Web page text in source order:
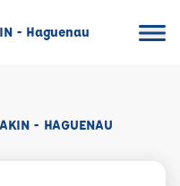
- Haguenau
- HAGUENAU